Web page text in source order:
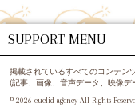
SUPPORT MENU
掲載されているすべてのコンテン
(記事、画像、音声データ、映像デ
© 2026 euclid agency All Rights